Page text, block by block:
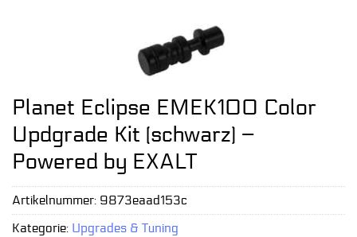
Planet Eclipse EMEK100 Color
Updgrade Kit (schwarz) –
Powered by EXALT
Artikelnummer: 9873eaad153c
Kategorie: Upgrades & Tuning